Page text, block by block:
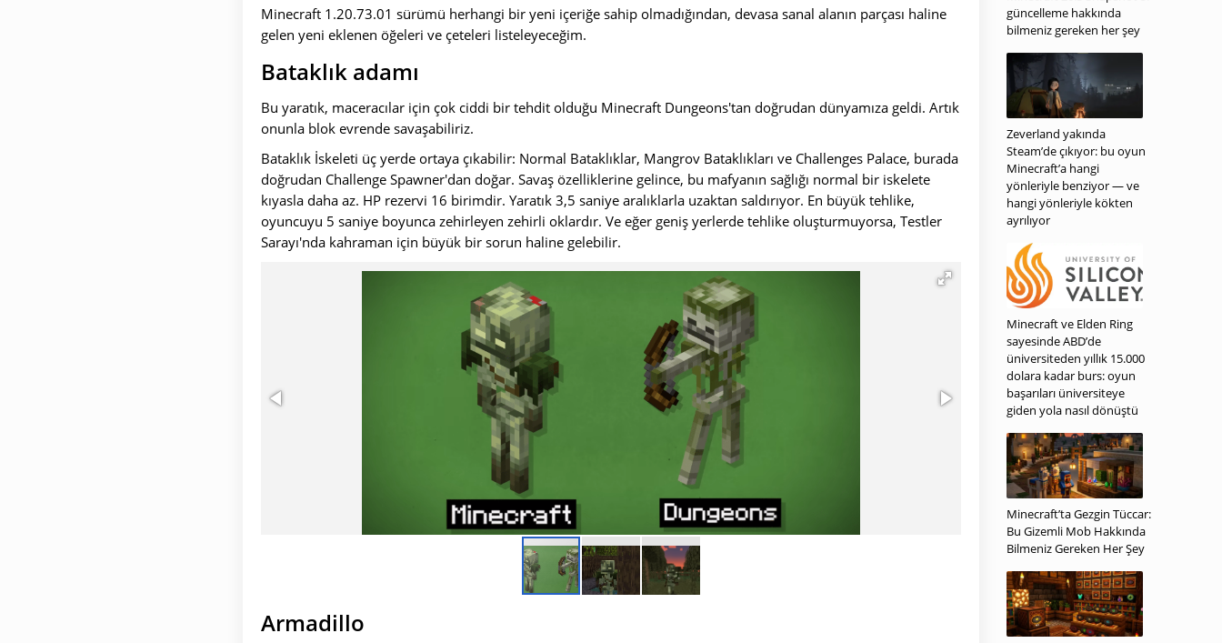
Minecraft 1.20.73.01 sürümü herhangi bir yeni içeriğe sahip olmadığından, devasa sanal alanın parçası haline
gelen yeni eklenen öğeleri ve çeteleri listeleyeceğim.
Bataklık adamı
Bu yaratık, maceracılar için çok ciddi bir tehdit olduğu Minecraft Dungeons'tan doğrudan dünyamıza geldi. Artık
onunla blok evrende savaşabiliriz.
Bataklık İskeleti üç yerde ortaya çıkabilir: Normal Bataklıklar, Mangrov Bataklıkları ve Challenges Palace, burada
doğrudan Challenge Spawner'dan doğar. Savaş özelliklerine gelince, bu mafyanın sağlığı normal bir iskelete
kıyasla daha az. HP rezervi 16 birimdir. Yaratık 3,5 saniye aralıklarla uzaktan saldırıyor. En büyük tehlike,
oyuncuyu 5 saniye boyunca zehirleyen zehirli oklardır. Ve eğer geniş yerlerde tehlike oluşturmuyorsa, Testler
Sarayı'nda kahraman için büyük bir sorun haline gelebilir.
Armadillo
güncelleme hakkında
bilmeniz gereken her şey
Zeverland yakında
Steam’de çıkıyor: bu oyun
Minecraft’a hangi
yönleriyle benziyor — ve
hangi yönleriyle kökten
ayrılıyor
Minecraft ve Elden Ring
sayesinde ABD’de
üniversiteden yıllık 15.000
dolara kadar burs: oyun
başarıları üniversiteye
giden yola nasıl dönüştü
Minecraft’ta Gezgin Tüccar:
Bu Gizemli Mob Hakkında
Bilmeniz Gereken Her Şey